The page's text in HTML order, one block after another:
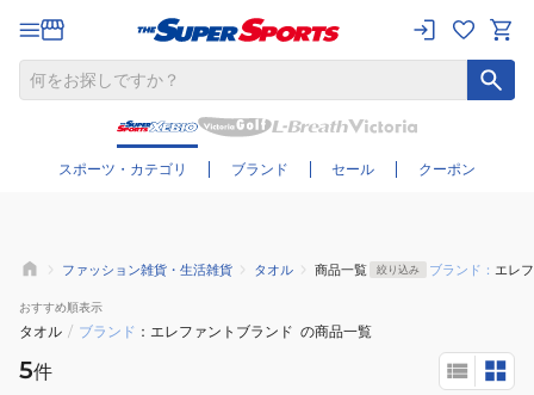
スポーツ・カテゴリ ブランド セール クーポン
さらに絞り込む
ファッション雑貨・生活雑貨 タオル 商品一覧 絞り込み ブランド： エレ
おすすめ順表示
タオル / ブランド エレファントブランド の商品一覧
5件